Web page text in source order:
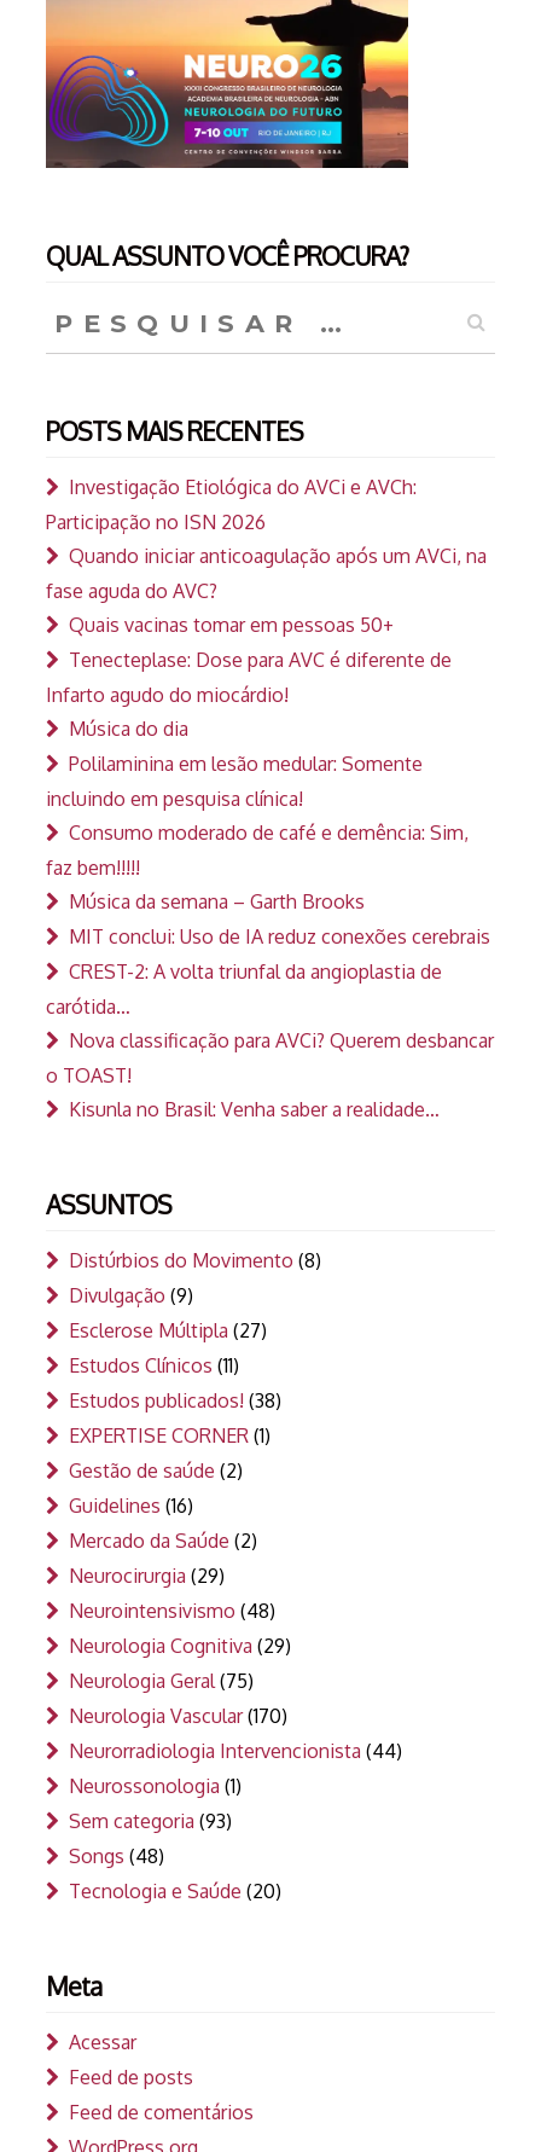
QUAL ASSUNTO VOCÊ PROCURA?
por:
POSTS MAIS RECENTES
Investigação Etiológica do AVCi e AVCh:
Participação no ISN 2026
Quando iniciar anticoagulação após um AVCi, na
fase aguda do AVC?
Quais vacinas tomar em pessoas 50+
Tenecteplase: Dose para AVC é diferente de
Infarto agudo do miocárdio!
Música do dia
Polilaminina em lesão medular: Somente
incluindo em pesquisa clínica!
Consumo moderado de café e demência: Sim,
faz bem!!!!!
Música da semana – Garth Brooks
MIT conclui: Uso de IA reduz conexões cerebrais
CREST-2: A volta triunfal da angioplastia de
carótida…
Nova classificação para AVCi? Querem desbancar
o TOAST!
Kisunla no Brasil: Venha saber a realidade…
ASSUNTOS
Distúrbios do Movimento (8)
Divulgação (9)
Esclerose Múltipla (27)
Estudos Clínicos (11)
Estudos publicados! (38)
EXPERTISE CORNER (1)
Gestão de saúde (2)
Guidelines (16)
Mercado da Saúde (2)
Neurocirurgia (29)
Neurointensivismo (48)
Neurologia Cognitiva (29)
Neurologia Geral(75)
Neurologia Vascular(170)
Neurorradiologia Intervencionista (44)
Neurossonologia (1)
Sem categoria (93)
Songs (48)
Tecnologia e Saúde (20)
Meta
Acessar
Feed de posts
Feed de comentários